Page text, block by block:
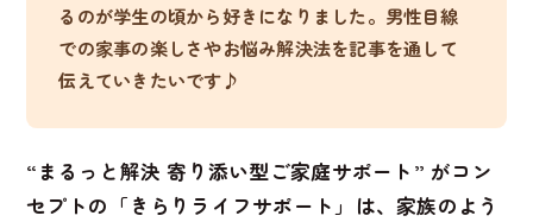
るのが学生の頃から好きになりました。男性目線
での家事の楽しさやお悩み解決法を記事を通して
伝えていきたいです♪
“まるっと解決 寄り添い型ご家庭サポート” がコン
セプトの「きらりライフサポート」は、家族のよう